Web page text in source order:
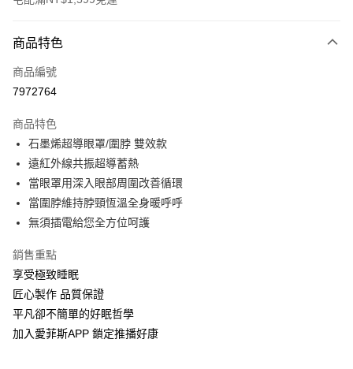
信用卡一次付款
LINE Pay
街口支付
全盈+PAY
運送方式
每筆NT$150，滿NT$1,599(含以上)免運費
商品特色
商品編號
7972764
商品特色
石墨烯超導眼罩/圍脖 雙效款
遠紅外線共振超導蓄熱
當眼罩用深入眼部周圍改善循環
當圍脖維持脖頸恆溫全身暖呼呼
無須插電給您全方位呵護
銷售重點
享受極致睡眠
匠心製作 品質保證
平凡卻不簡單的好眠哲學
加入愛菲斯APP 鎖定推播好康